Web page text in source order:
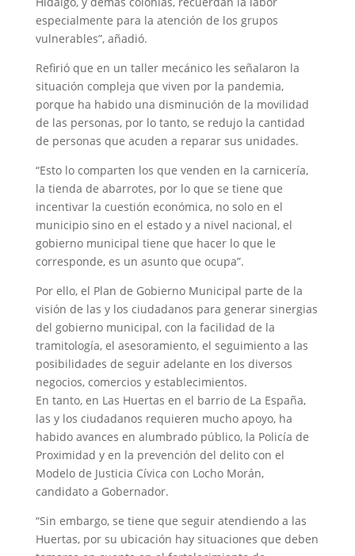
especialmente para la atención de los grupos
vulnerables”, añadió.
Refirió que en un taller mecánico les señalaron la
situación compleja que viven por la pandemia,
porque ha habido una disminución de la movilidad
de las personas, por lo tanto, se redujo la cantidad
de personas que acuden a reparar sus unidades.
“Esto lo comparten los que venden en la carnicería,
la tienda de abarrotes, por lo que se tiene que
incentivar la cuestión económica, no solo en el
municipio sino en el estado y a nivel nacional, el
gobierno municipal tiene que hacer lo que le
corresponde, es un asunto que ocupa”.
Por ello, el Plan de Gobierno Municipal parte de la
visión de las y los ciudadanos para generar sinergias
del gobierno municipal, con la facilidad de la
tramitología, el asesoramiento, el seguimiento a las
posibilidades de seguir adelante en los diversos
negocios, comercios y establecimientos.
En tanto, en Las Huertas en el barrio de La España,
las y los ciudadanos requieren mucho apoyo, ha
habido avances en alumbrado público, la Policía de
Proximidad y en la prevención del delito con el
Modelo de Justicia Cívica con Locho Morán,
candidato a Gobernador.
“Sin embargo, se tiene que seguir atendiendo a las
Huertas, por su ubicación hay situaciones que deben